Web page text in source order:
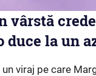
vârstă
duce la un
viraj pe care